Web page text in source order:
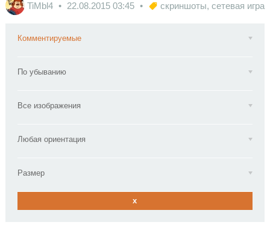
TiMbl4 22.08.2015 03:45 скриншоты, сетевая игра
Комментируемые
По убыванию
Все изображения
Любая ориентация
Размер
x